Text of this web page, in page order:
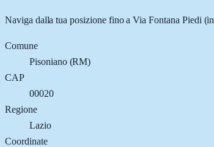
Naviga dalla tua posizione fino aVia Fontana Piedi
Comune
Pisoniano(RM)
CAP
00020
Regione
Lazio
Coordinate